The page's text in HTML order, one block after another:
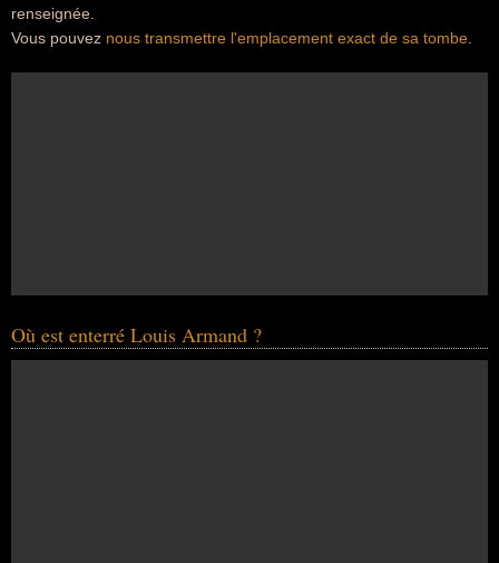
renseignée.
Vous pouvez nous transmettre l'emplacement exact de sa tombe
Où est enterré Louis Armand ?